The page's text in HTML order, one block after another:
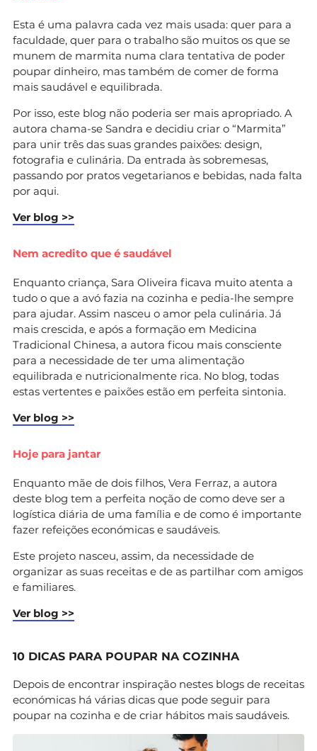
Esta é uma palavra cada vez mais usada: quer para a
faculdade, quer para o trabalho são muitos os que se
munem de marmita numa clara tentativa de poder
poupar dinheiro, mas também de comer de forma
mais saudável e equilibrada.
Por isso, este blog não poderia ser mais apropriado. A
autora chama-se Sandra e decidiu criar o “Marmita”
para unir três das suas grandes paixões: design,
fotografia e culinária. Da entrada às sobremesas,
passando por pratos vegetarianos e bebidas, nada falta
por aqui.
Ver blog >>
Nem acredito que é saudável
Enquanto criança, Sara Oliveira ficava muito atenta a
tudo o que a avó fazia na cozinha e pedia-lhe sempre
para ajudar. Assim nasceu o amor pela culinária. Já
mais crescida, e após a formação em Medicina
Tradicional Chinesa, a autora ficou mais consciente
para a necessidade de ter uma alimentação
equilibrada e nutricionalmente rica. No blog, todas
estas vertentes e paixões estão em perfeita sintonia.
Ver blog >>
Hoje para jantar
Enquanto mãe de dois filhos, Vera Ferraz, a autora
deste blog tem a perfeita noção de como deve ser a
logística diária de uma família e de como é importante
fazer refeições económicas e saudáveis.
Este projeto nasceu, assim, da necessidade de
organizar as suas receitas e de as partilhar com amigos
e familiares.
Ver blog >>
10 DICAS PARA POUPAR NA COZINHA
Depois de encontrar inspiração nestes blogs de receitas
económicas há várias dicas que pode seguir para
poupar na cozinha e de criar hábitos mais saudáveis.